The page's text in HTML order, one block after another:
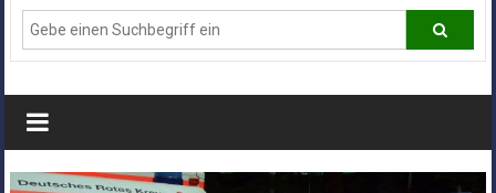
aus
Deiner
Stadt
Monheim